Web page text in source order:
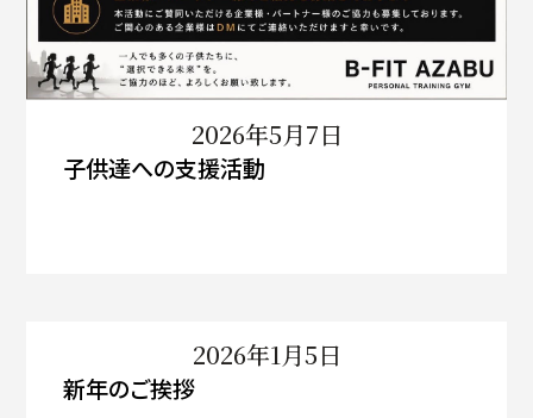
2026年5月7日
子供達への支援活動
2026年1月5日
新年のご挨拶